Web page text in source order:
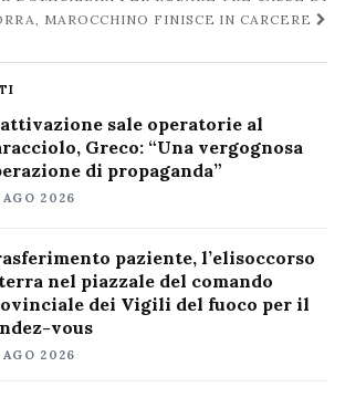
MAROCCHINO FINISCE IN CARCERE
sale operatorie al
Greco: “Una vergognosa
di propaganda”
2026
paziente, l’elisoccorso
nel piazzale del comando
dei Vigili del fuoco per il
vous
2026